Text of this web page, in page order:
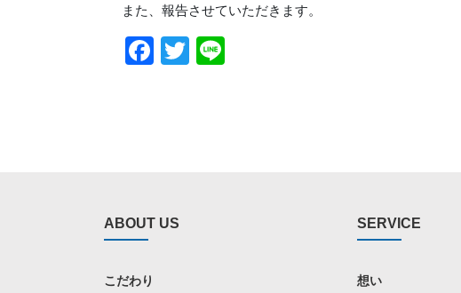
また、報告させていただきます。
Facebook
Twitter
ABOUT US
こだわり
SERVICE
想い